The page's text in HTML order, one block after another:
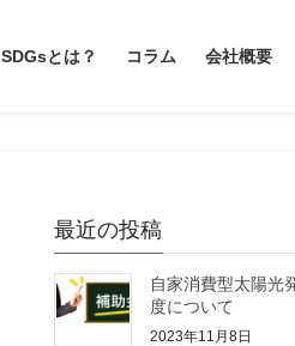
SDGsとは？ コラム 会社概要
最近の投稿
自家消費型太陽光
度について
2023年11月8日